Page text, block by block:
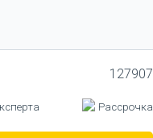
127907
Рассрочка